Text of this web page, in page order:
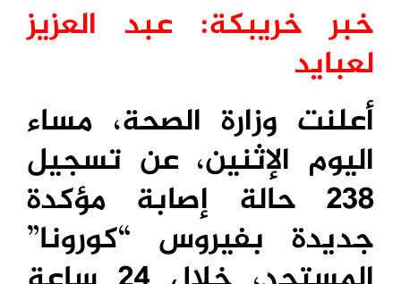
خبر خريبكة: عبد العزيز
لعبايد
أعلنت وزارة الصحة، مساء
اليوم الإثنين، عن تسجيل
238 حالة إصابة مؤكدة
جديدة بفيروس “كورونا”